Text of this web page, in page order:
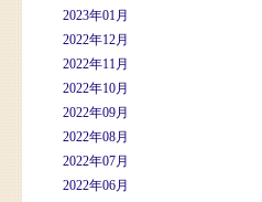
2023年01月
2022年12月
2022年11月
2022年10月
2022年09月
2022年08月
2022年07月
2022年06月